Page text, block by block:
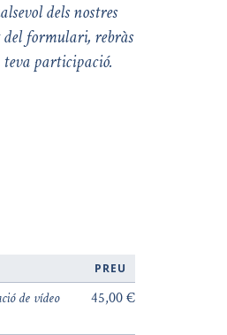
dels nostres
formulari, rebràs
participació.
PREU
de vídeo
45,00 €